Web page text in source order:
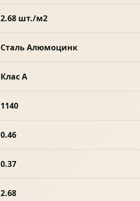
2.68 шт./м2
Сталь Алюмоцинк
Клас А
1140
0.46
0.37
2.68